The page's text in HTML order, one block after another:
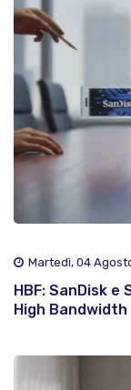
Martedì, 04
HBF: SanDisk
High Bandwidth